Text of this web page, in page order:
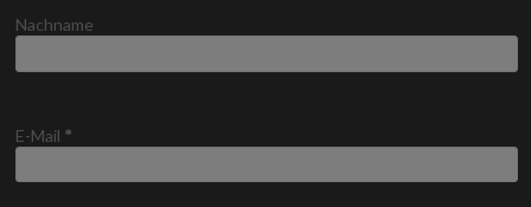
Nachname
E-Mail *